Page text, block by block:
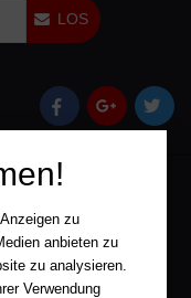
LOS
(öffnet in einem
(öffnet in
zu
anbieten zu
zu analysieren.
Verwendung